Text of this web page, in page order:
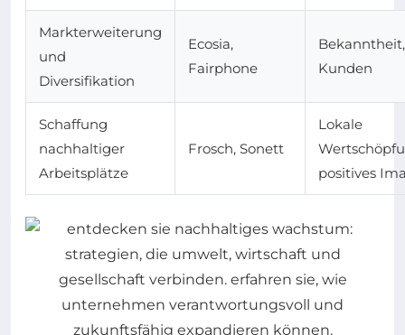
Markterweiterung
und
Diversifikation
Ecosia,
Fairphone
Kunden
Schaffung
nachhaltiger
Arbeitsplätze
Frosch, Sonett
Lokale
positives